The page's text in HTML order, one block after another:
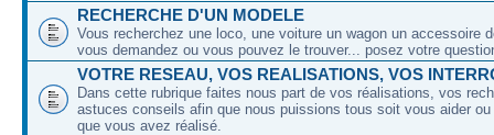
RECHERCHE D'UN MODELE
Vous recherchez une loco, une voiture un wagon un accessoire
vous demandez ou vous pouvez le trouver... posez votre
VOTRE RESEAU, VOS REALISATIONS, VOS
Dans cette rubrique faites nous part de vos réalisations, vos
astuces conseils afin que nous puissions tous soit vous aider ou
que vous avez réalisé.